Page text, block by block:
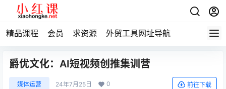
精品课程 会员 求资源 外贸工具网址导航
爵优文化：AI短视频创推集训营
媒体运营 24年7月25日 0 前往下载